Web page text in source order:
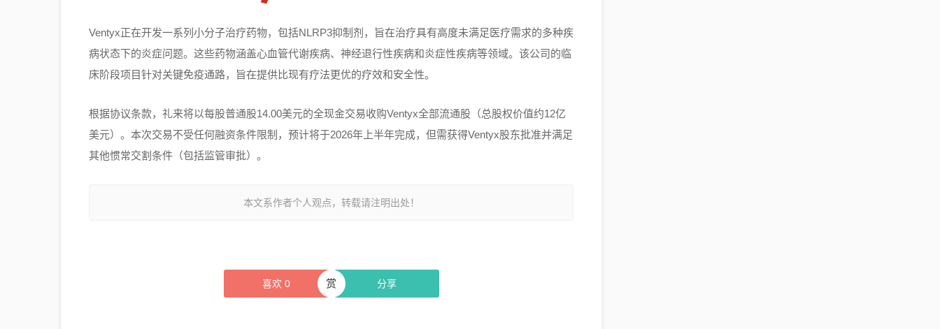
Ventyx正在开发一系列小分子治疗药物，包括NLRP3抑制剂，旨在治疗具有高度未满足医疗需求的多种疾
病状态下的炎症问题。这些药物涵盖心血管代谢疾病、神经退行性疾病和炎症性疾病等领域。该公司的临
床阶段项目针对关键免疫通路，旨在提供比现有疗法更优的疗效和安全性。
根据协议条款，礼来将以每股普通股14.00美元的全现金交易收购Ventyx全部流通股（总股权价值约12亿
美元）。本次交易不受任何融资条件限制，预计将于2026年上半年完成，但需获得Ventyx股东批准并满足
其他惯常交割条件（包括监管审批）。
本文系作者个人观点，转载请注明出处！
喜欢 0 分享
赏